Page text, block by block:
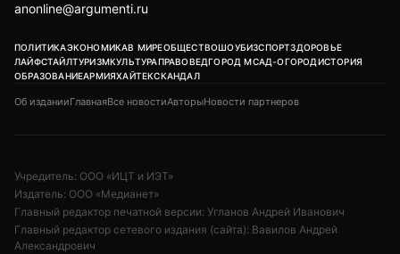
anonline@argumenti.ru
ПОЛИТИКАЭКОНОМИКАВ МИРЕОБЩЕСТВОШОУБИЗСПОРТЗДОРОВЬЕ
ЛАЙФСТАЙЛТУРИЗМКУЛЬТУРАПРАВОВЕДГОРОД МСАД-ОГОРОДИСТОРИЯ
ОБРАЗОВАНИЕАРМИЯХАЙТЕКСКАНДАЛ
Об изданииГлавнаяВсе новостиАвторыНовости партнеров
Учредитель: ООО «ИЦТ и ИЭТ»
Издатель: ООО «Медианет»
Главный редактор печатной версии: Угланов Андрей Иванович
Главный редактор сетевого издания (сайта): Вавилов Андрей
Александрович